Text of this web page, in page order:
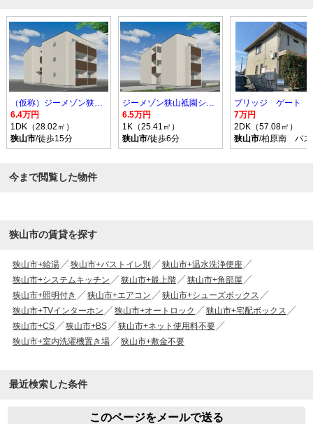
（仮称）ジーメゾン狭山入間川レスト
6.4万円
1DK（28.02㎡）
狭山市/徒歩15分
ジーメゾン狭山祗園シエル
6.5万円
1K（25.41㎡）
狭山市/徒歩6分
ブリッジ ゲート
7万円
2DK（57.08㎡）
狭山市/柏原南 バ
今まで閲覧した物件
狭山市の賃貸を探す
狭山市+給湯 狭山市+バストイレ別
狭山市+温水洗浄便座
狭山市+システムキッチン
狭山市+最上階
狭山市+角部屋
狭山市+照明付き
狭山市+エアコン
狭山市+シューズボックス
狭山市+TVインターホン
狭山市+オートロック
狭山市+宅配ボックス
狭山市+CS
狭山市+BS
狭山市+ネット使用料不要
狭山市+室内洗濯機置き場
狭山市+敷金不要
最近検索した条件
このページをメールで送る